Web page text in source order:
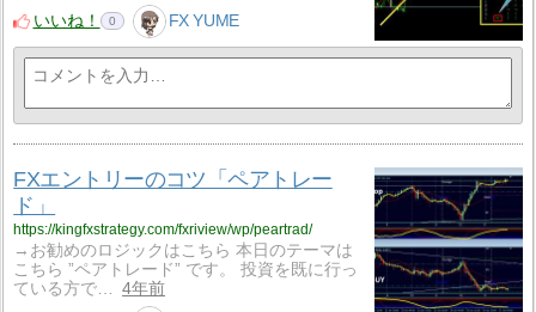
いいね！
0 FX YUME
FXエントリーのコツ「ペアトレー
ド」
https://kingfxstrategy.com/fxriview/wp/peartrad/
→お勧めのロジックはこちら 本日のテーマは
こちら ”ペアトレード” です。 投資を既に行っ
ている方で…
4年前